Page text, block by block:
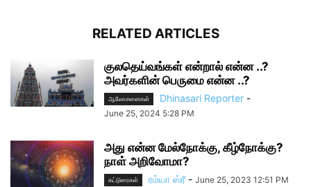
RELATED ARTICLES
குலதெய்வங்கள் என்றால் என்ன ..?
அவர்களின் பெருமை என்ன ..?
ஆலோசனைகள் Dhinasari Reporter -
June 25, 2024 5:28 PM
அது என்ன மேல்நோக்கு, கீழ்நோக்கு?
நாள் அறிவோமா?
கட்டுரைகள் ரம்யா ஸ்ரீ - June 25, 2023 12:51 PM